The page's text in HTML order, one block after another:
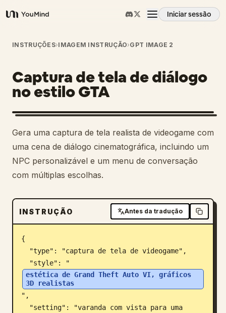
YouMind
Iniciar sessão
Visão geral
Casos de uso
Habilidades
Prompts
Preços
Transferir
Blogue
Atualizações
INSTRUÇÕES›IMAGEM INSTRUÇÃO›GPT IMAGE 2
Captura de tela de diálogo
no estilo GTA
Gera uma captura de tela realista de videogame com
uma cena de diálogo cinematográfica, incluindo um
NPC personalizável e um menu de conversação
com múltiplas escolhas.
INSTRUÇÃO Antes da tradução
{
  "style": "
estética de Grand Theft Auto VI, gráficos
3D realistas
",